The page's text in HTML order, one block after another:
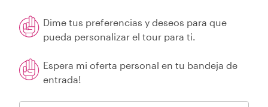
Dime tus preferencias y deseos para que
pueda personalizar el tour para ti.
Espera mi oferta personal en tu bandeja de
entrada!